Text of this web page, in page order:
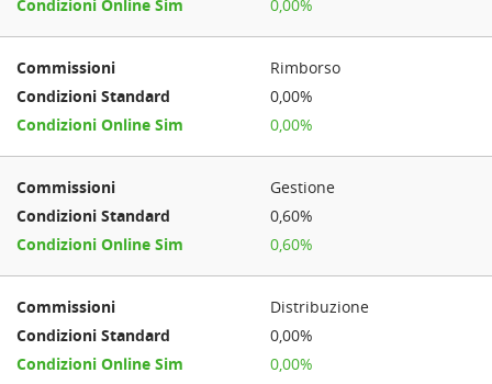
0,00%
Rimborso
0,00%
0,00%
Gestione
0,60%
0,60%
Distribuzione
0,00%
0,00%